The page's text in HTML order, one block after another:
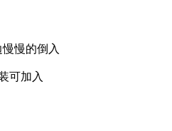
慢的倒入
可加入